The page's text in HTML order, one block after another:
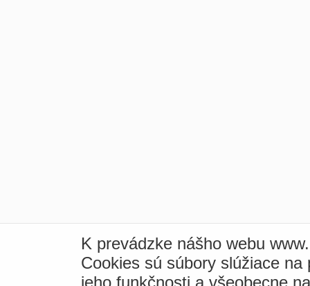
K prevádzke nášho webu
Cookies sú súbory slúžiace
jeho funkčnosti a všeobecne